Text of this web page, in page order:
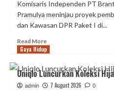
Brantas
Abipraya
Cek
Kawasan
DPR
I
Di
Komisaris Independen PT
Pramulya meninjau proyek
dan Kawasan DPR Paket I di...
Read MoreRead
more
Pastikan
Selesai
Sesuai
Gaya Hidup
Uniqlo Luncurkan Koleksi
admin 7 August 2026 0